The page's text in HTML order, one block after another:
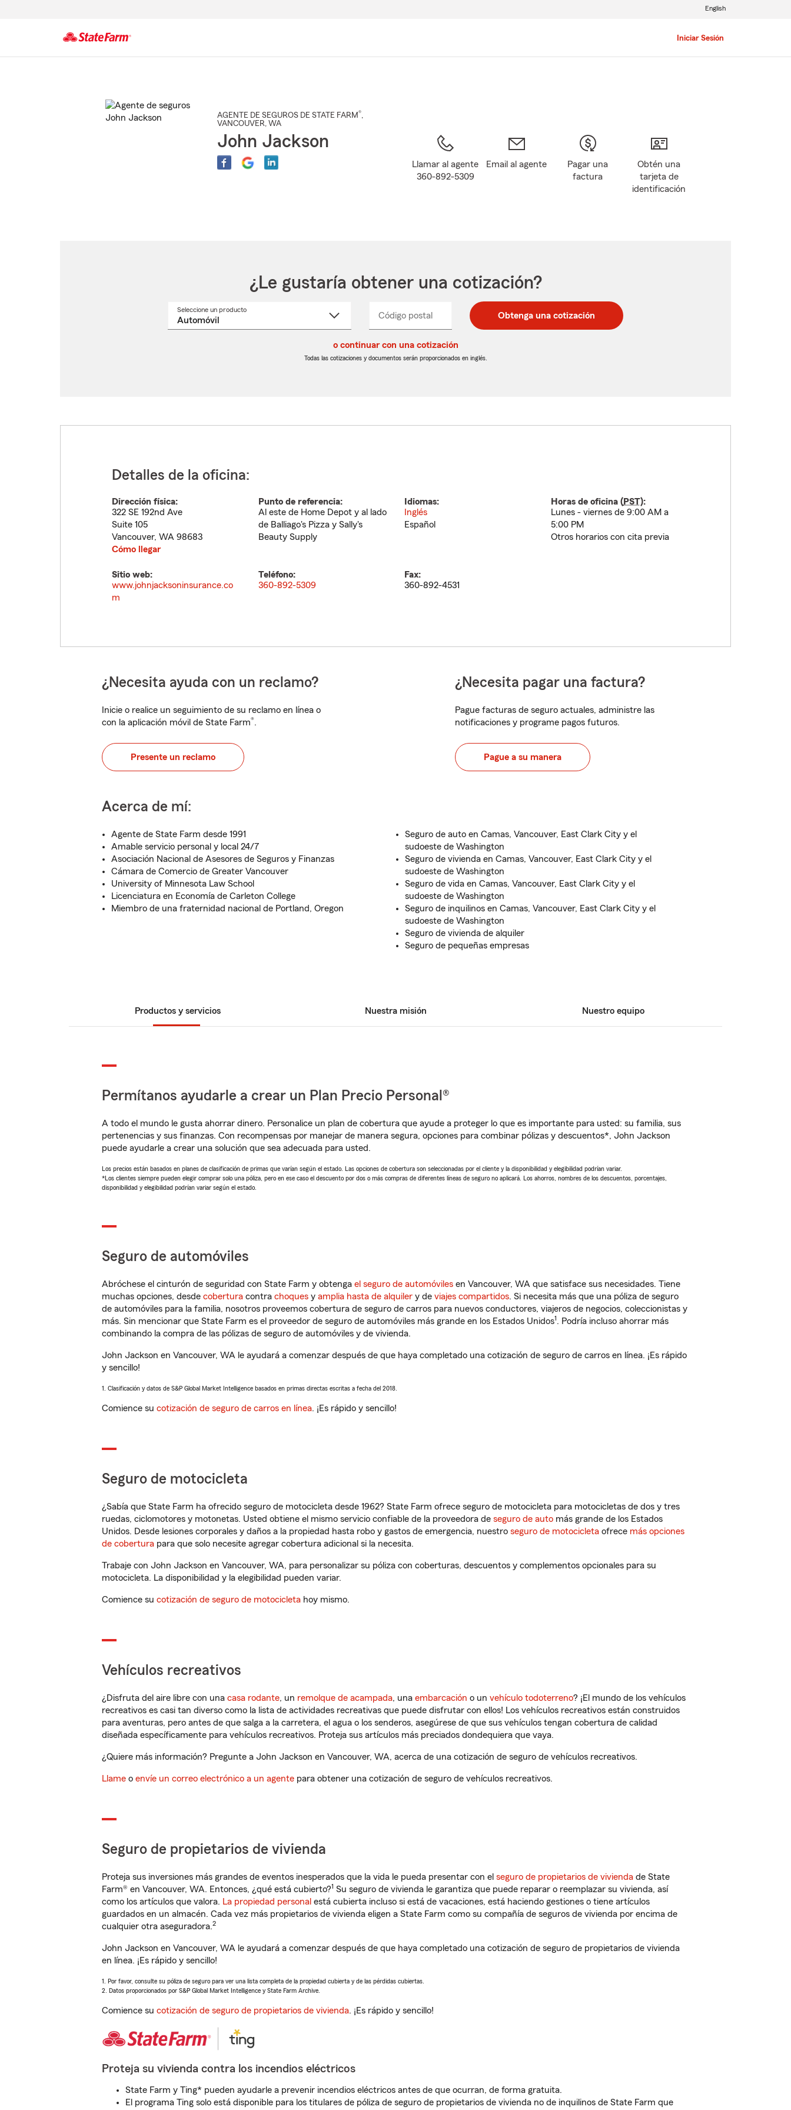
Iniciar Sesión
English
AGENTE DE SEGUROS DE STATE FARM®,
VANCOUVER, WA
John Jackson
Llamar al agente
360-892-5309
Email al agente
Pagar una
factura
Obtén una
tarjeta de
identificación
¿Le gustaría obtener una cotización?
Seleccione un productoSeleccione
Código postal
postal
de
postal
de
_____ Obtenga una cotización
o continuar con una cotización
Todas las cotizaciones y documentos serán proporcionados en inglés.
Detalles de la oficina:
Dirección física:
322 SE 192nd Ave
Suite 105
Vancouver, WA 98683
Cómo llegar
Punto de referencia:
Al este de Home Depot y al lado
de Balliago's Pizza y Sally's
Beauty Supply
Idiomas:
Inglés
Español
Horas de oficina (PST):
Lunes - viernes de 9:00 AM a
5:00 PM
Otros horarios con cita previa
Sitio web:
www.johnjacksoninsurance.co
m
Teléfono:
360-892-5309
Fax:
360-892-4531
¿Necesita ayuda con un reclamo?
Inicie o realice un seguimiento de su reclamo en línea o
con la aplicación móvil de State Farm®.
Presente un reclamo
¿Necesita pagar una factura?
Pague facturas de seguro actuales, administre las
notificaciones y programe pagos futuros.
Pague a su manera
Acerca de mí:
Agente de State Farm desde 1991
Amable servicio personal y local 24/7
Asociación Nacional de Asesores de Seguros y Finanzas
Cámara de Comercio de Greater Vancouver
University of Minnesota Law School
Licenciatura en Economía de Carleton College
Miembro de una fraternidad nacional de Portland, Oregon
Seguro de auto en Camas, Vancouver, East Clark City y el
sudoeste de Washington
Seguro de vivienda en Camas, Vancouver, East Clark City y el
sudoeste de Washington
Seguro de vida en Camas, Vancouver, East Clark City y el
sudoeste de Washington
Seguro de inquilinos en Camas, Vancouver, East Clark City y el
sudoeste de Washington
Seguro de vivienda de alquiler
Seguro de pequeñas empresas
Productos y servicios Nuestra misión Nuestro equipo
Permítanos ayudarle a crear un Plan Precio Personal®
A todo el mundo le gusta ahorrar dinero. Personalice un plan de cobertura que ayude a proteger lo que es importante para usted: su familia, sus
pertenencias y sus finanzas. Con recompensas por manejar de manera segura, opciones para combinar pólizas y descuentos*, John Jackson
puede ayudarle a crear una solución que sea adecuada para usted.
Los precios están basados en planes de clasificación de primas que varían según el estado. Las opciones de cobertura son seleccionadas por el cliente y la disponibilidad y elegibilidad podrían variar.
*Los clientes siempre pueden elegir comprar solo una póliza, pero en ese caso el descuento por dos o más compras de diferentes líneas de seguro no aplicará. Los ahorros, nombres de los descuentos, porcentajes,
disponibilidad y elegibilidad podrían variar según el estado.
Seguro de automóviles
Abróchese el cinturón de seguridad con State Farm y obtenga el seguro de automóviles en Vancouver, WA que satisface sus necesidades. Tiene
muchas opciones, desde cobertura contra choques y amplia hasta de alquiler y de viajes compartidos. Si necesita más que una póliza de seguro
de automóviles para la familia, nosotros proveemos cobertura de seguro de carros para nuevos conductores, viajeros de negocios, coleccionistas y
más. Sin mencionar que State Farm es el proveedor de seguro de automóviles más grande en los Estados Unidos1. Podría incluso ahorrar más
combinando la compra de las pólizas de seguro de automóviles y de vivienda.
John Jackson en Vancouver, WA le ayudará a comenzar después de que haya completado una cotización de seguro de carros en línea. ¡Es rápido
y sencillo!
1. Clasificación y datos de S&P Global Market Intelligence basados en primas directas escritas a fecha del 2018.
Comience su cotización de seguro de carros en línea. ¡Es rápido y sencillo!
Seguro de motocicleta
¿Sabía que State Farm ha ofrecido seguro de motocicleta desde 1962? State Farm ofrece seguro de motocicleta para motocicletas de dos y tres
ruedas, ciclomotores y motonetas. Usted obtiene el mismo servicio confiable de la proveedora de seguro de auto más grande de los Estados
Unidos. Desde lesiones corporales y daños a la propiedad hasta robo y gastos de emergencia, nuestro seguro de motocicleta ofrece más opciones
de cobertura para que solo necesite agregar cobertura adicional si la necesita.
Trabaje con John Jackson en Vancouver, WA, para personalizar su póliza con coberturas, descuentos y complementos opcionales para su
motocicleta. La disponibilidad y la elegibilidad pueden variar.
Comience su cotización de seguro de motocicleta hoy mismo.
Vehículos recreativos
¿Disfruta del aire libre con una casa rodante, un remolque de acampada, una embarcación o un vehículo todoterreno? ¡El mundo de los vehículos
recreativos es casi tan diverso como la lista de actividades recreativas que puede disfrutar con ellos! Los vehículos recreativos están construidos
para aventuras, pero antes de que salga a la carretera, el agua o los senderos, asegúrese de que sus vehículos tengan cobertura de calidad
diseñada específicamente para vehículos recreativos. Proteja sus artículos más preciados dondequiera que vaya.
¿Quiere más información? Pregunte a John Jackson en Vancouver, WA, acerca de una cotización de seguro de vehículos recreativos.
Llame o envíe un correo electrónico a un agente para obtener una cotización de seguro de vehículos recreativos.
Seguro de propietarios de vivienda
Proteja sus inversiones más grandes de eventos inesperados que la vida le pueda presentar con el seguro de propietarios de vivienda de State
Farm® en Vancouver, WA. Entonces, ¿qué está cubierto?1 Su seguro de vivienda le garantiza que puede reparar o reemplazar su vivienda, así
como los artículos que valora. La propiedad personal está cubierta incluso si está de vacaciones, está haciendo gestiones o tiene artículos
guardados en un almacén. Cada vez más propietarios de vivienda eligen a State Farm como su compañía de seguros de vivienda por encima de
cualquier otra aseguradora.2
John Jackson en Vancouver, WA le ayudará a comenzar después de que haya completado una cotización de seguro de propietarios de vivienda
en línea. ¡Es rápido y sencillo!
1. Por favor, consulte su póliza de seguro para ver una lista completa de la propiedad cubierta y de las pérdidas cubiertas.
2. Datos proporcionados por S&P Global Market Intelligence y State Farm Archive.
Comience su cotización de seguro de propietarios de vivienda. ¡Es rápido y sencillo!
Proteja su vivienda contra los incendios eléctricos
State Farm y Ting* pueden ayudarle a prevenir incendios eléctricos antes de que ocurran, de forma gratuita.
El programa Ting solo está disponible para los titulares de póliza de seguro de propietarios de vivienda no de inquilinos de State Farm que